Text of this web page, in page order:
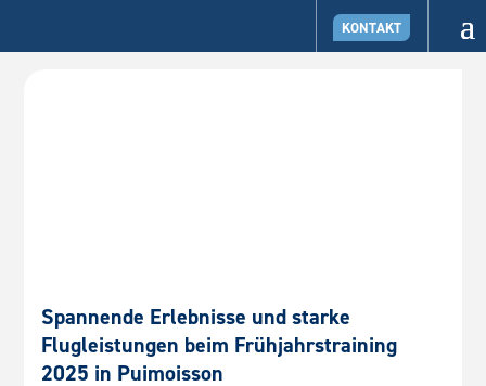
KONTAKT
Spannende Erlebnisse und starke
Flugleistungen beim Frühjahrstraining
2025 in Puimoisson